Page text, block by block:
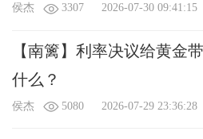
可用金币：
侯杰 3307 2026-07-30 09:41:15
【南篱】利率决议给黄金
什么？
侯杰 5080 2026-07-29 23:36:28